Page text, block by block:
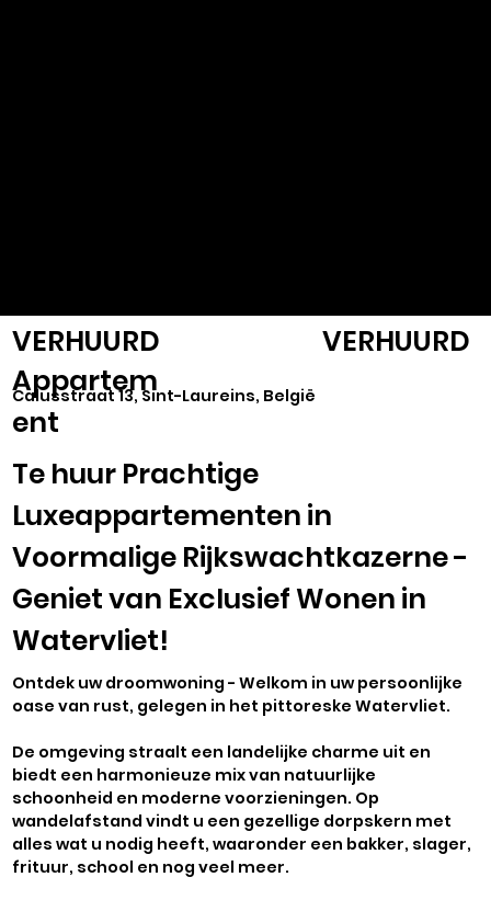
VERHUURD
Appartem
ent
Calusstraat 13, Sint-Laureins, België
VERHUURD
Te huur Prachtige
Luxeappartementen in
Voormalige Rijkswachtkazerne -
Geniet van Exclusief Wonen in
Watervliet!
Ontdek uw droomwoning - Welkom in uw persoonlijke
oase van rust, gelegen in het pittoreske Watervliet.
De omgeving straalt een landelijke charme uit en
biedt een harmonieuze mix van natuurlijke
schoonheid en moderne voorzieningen. Op
wandelafstand vindt u een gezellige dorpskern met
alles wat u nodig heeft, waaronder een bakker, slager,
frituur, school en nog veel meer.